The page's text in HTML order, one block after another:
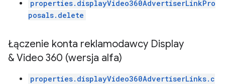
properties.displayVideo360AdvertiserLinkPro
posals.delete
Łączenie konta reklamodawcy Display
& Video 360 (wersja alfa)
properties.displayVideo360AdvertiserLinks.c